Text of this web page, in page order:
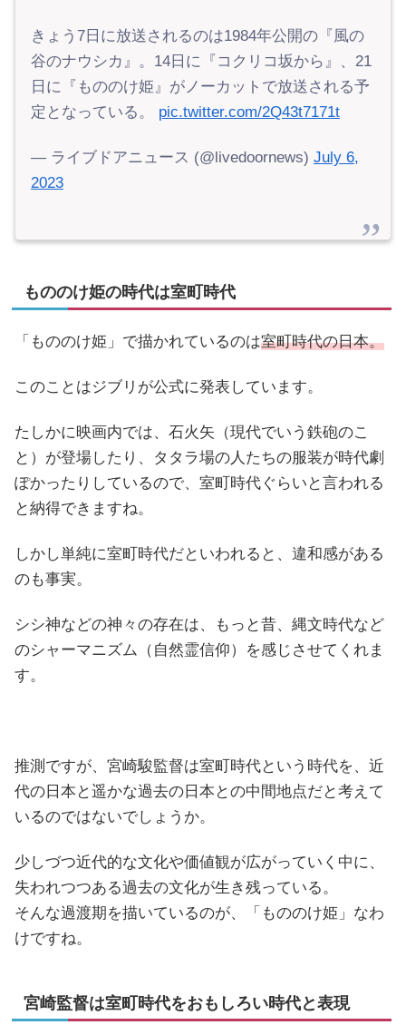
きょう7日に放送されるのは1984年公開の『風の
谷のナウシカ』。14日に『コクリコ坂から』、21
日に『もののけ姫』がノーカットで放送される予
定となっている。 pic.twitter.com/2Q43t7171t
— ライブドアニュース (@livedoornews) July 6,
2023
もののけ姫の時代は室町時代
「もののけ姫」で描かれているのは室町時代の日本。
このことはジブリが公式に発表しています。
たしかに映画内では、石火矢（現代でいう鉄砲のこ
と）が登場したり、タタラ場の人たちの服装が時代劇
ぽかったりしているので、室町時代ぐらいと言われる
と納得できますね。
しかし単純に室町時代だといわれると、違和感がある
のも事実。
シシ神などの神々の存在は、もっと昔、縄文時代など
のシャーマニズム（自然霊信仰）を感じさせてくれま
す。
推測ですが、宮崎駿監督は室町時代という時代を、近
代の日本と遥かな過去の日本との中間地点だと考えて
いるのではないでしょうか。
少しづつ近代的な文化や価値観が広がっていく中に、
失われつつある過去の文化が生き残っている。
そんな過渡期を描いているのが、「もののけ姫」なわ
けですね。
宮崎監督は室町時代をおもしろい時代と表現